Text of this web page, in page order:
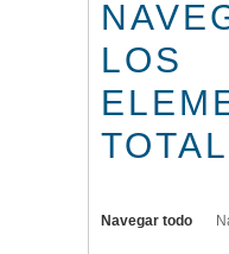
LOS
Navegar todo